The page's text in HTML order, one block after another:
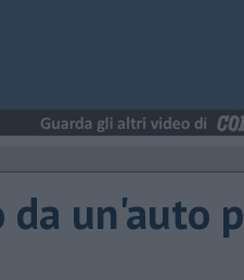
da un'auto